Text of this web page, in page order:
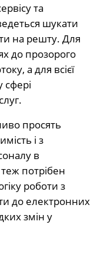
та
шукати
на решту. Для
до прозорого
а для всієї
просять
і з
в
потрібен
роботи з
до електронних
змін у